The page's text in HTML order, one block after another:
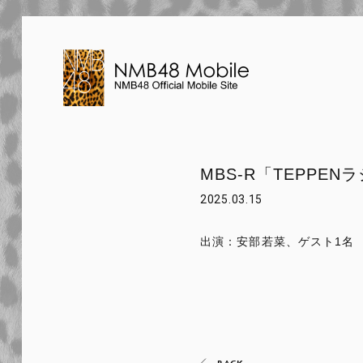
MBS-R「TEPPENラ
2025.03.15
出演：安部若菜、ゲスト1名